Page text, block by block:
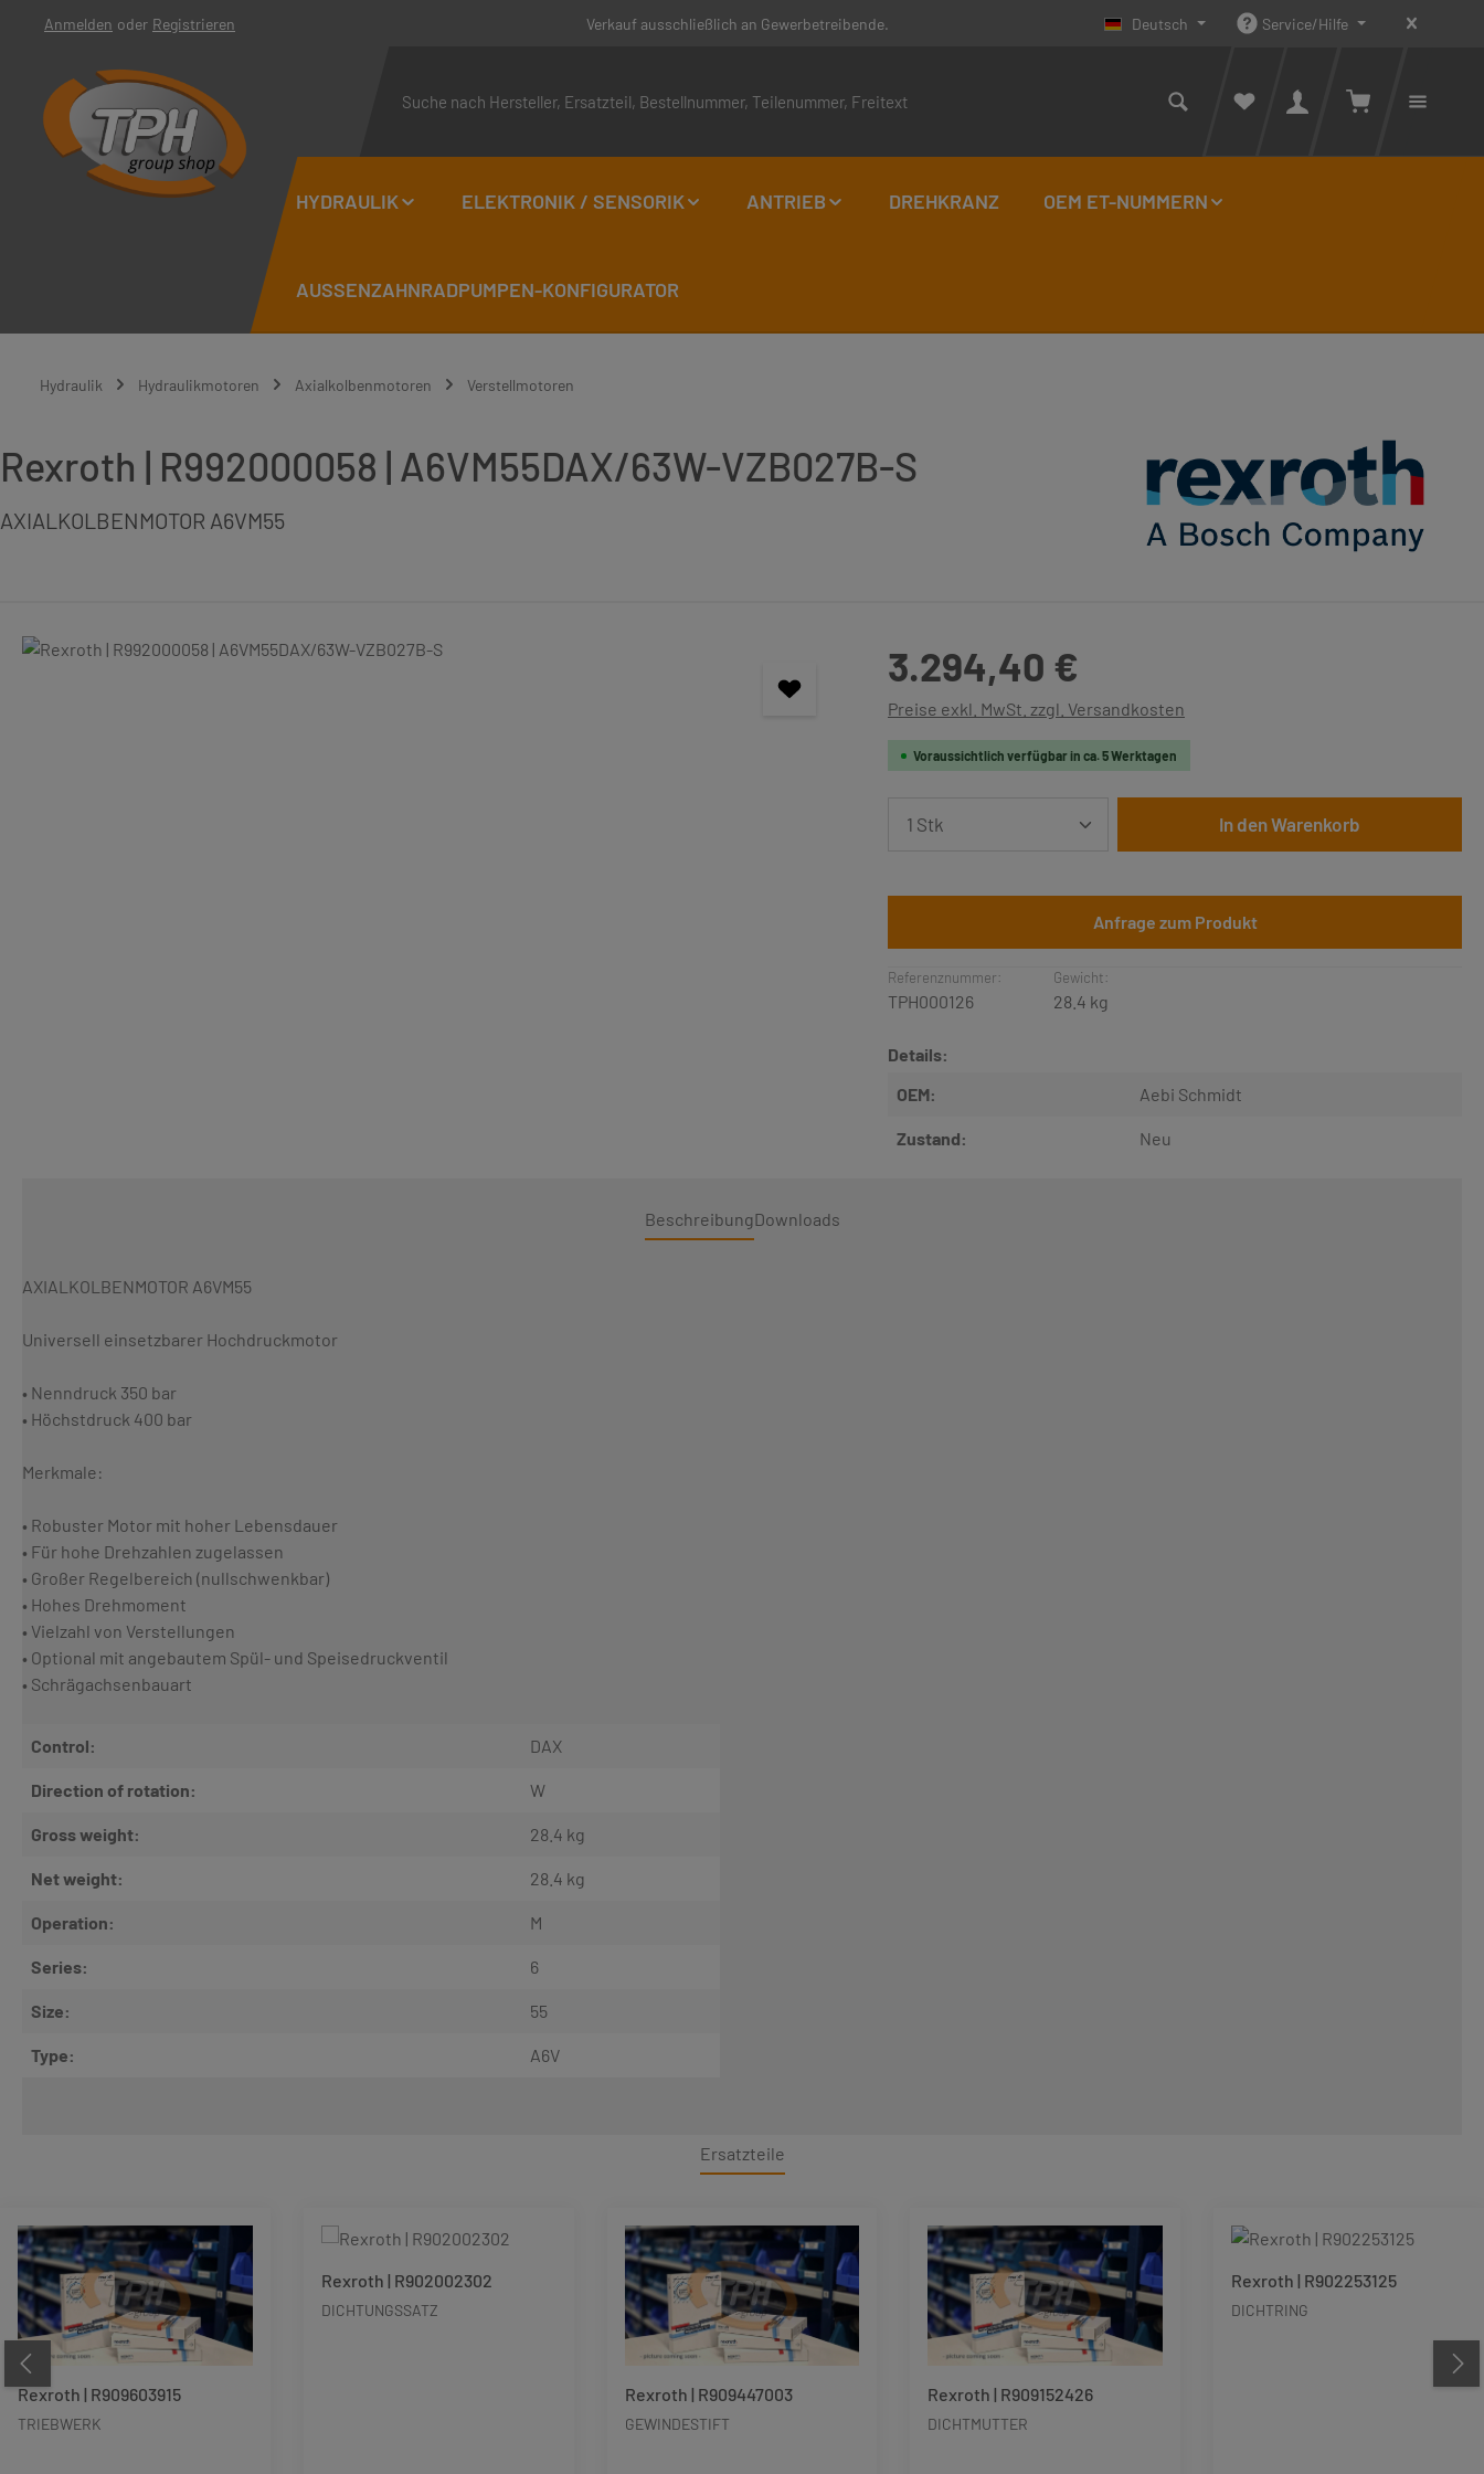
Hauptinhalt springen
Zur Suche springen
Zur Hauptnavigation springen
Anmelden oder Registrieren Verkauf ausschließlich an Gewerbetreibende. Deutsch Service/Hilfe
Du
HYDRAULIK ELEKTRONIK / SENSORIK ANTRIEB DREHKRANZ OEM ET-NUMMERN
AUSSENZAHNRADPUMPEN-KONFIGURATOR
Hydraulik Hydraulikmotoren Axialkolbenmotoren Verstellmotoren
Rexroth | R992000058 | A6VM55DAX/63W-VZB027B-S
AXIALKOLBENMOTOR A6VM55
Bildergalerie überspringen 3.294,40 €
Preise exkl. MwSt. zzgl. Versandkosten
Voraussichtlich verfügbar in ca. 5 Werktagen
Produkt Anzahl: Gib den gewünschten Wert ein
In den Warenkorb
Anfrage zum Produkt
Referenznummer:
TPH000126
Gewicht:
28.4 kg
Details:
OEM:
Aebi Schmidt
Zustand: Neu
BeschreibungDownloads
AXIALKOLBENMOTOR A6VM55
Universell einsetzbarer Hochdruckmotor
• Nenndruck 350 bar
• Höchstdruck 400 bar
Merkmale:
• Robuster Motor mit hoher Lebensdauer
• Für hohe Drehzahlen zugelassen
• Großer Regelbereich (nullschwenkbar)
• Hohes Drehmoment
• Vielzahl von Verstellungen
• Optional mit angebautem Spül- und Speisedruckventil
• Schrägachsenbauart
Control: DAX
Direction of rotation: W
Gross weight: 28.4 kg
Net weight: 28.4 kg
Operation: M
Series: 6
Size: 55
Type: A6V
Ersatzteile
Rexroth | R909603915
TRIEBWERK
Rexroth | R902002302
DICHTUNGSSATZ
Rexroth | R909447003
GEWINDESTIFT
Rexroth | R909152426
DICHTMUTTER
Rexroth | R902253125
DICHTRING